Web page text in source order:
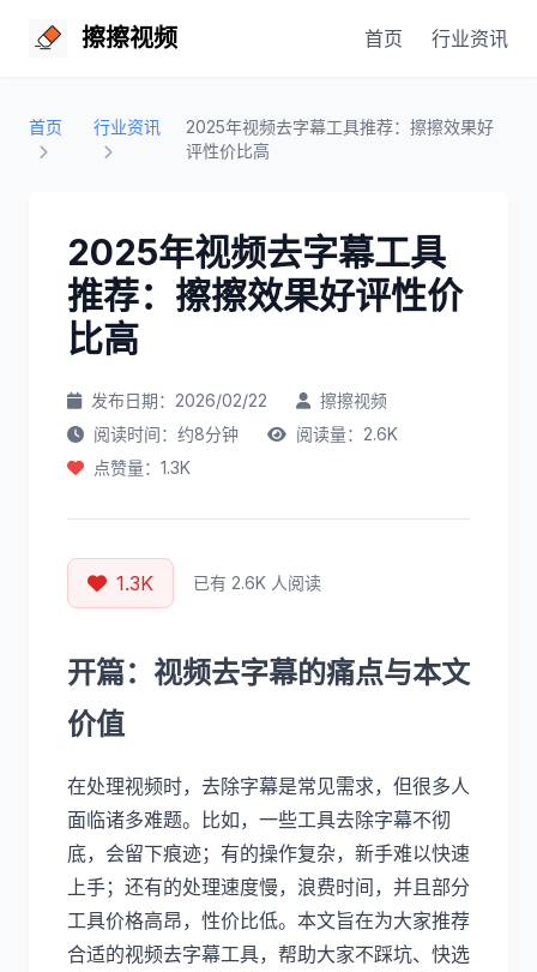
擦擦视频 首页 行业资讯
首页 行业资讯
2025年视频去字幕工具推荐：擦擦效果好
评性价比高
2025年视频去字幕工具
推荐：擦擦效果好评性价
比高
发布日期：2026/02/22
擦擦视频
阅读时间：约8分钟
阅读量：2.6K
点赞量：1.3K
1.3K 已有 2.6K 人阅读
开篇：视频去字幕的痛点与本文
价值
在处理视频时，去除字幕是常见需求，但很多人
面临诸多难题。比如，一些工具去除字幕不彻
底，会留下痕迹；有的操作复杂，新手难以快速
上手；还有的处理速度慢，浪费时间，并且部分
工具价格高昂，性价比低。本文旨在为大家推荐
合适的视频去字幕工具，帮助大家不踩坑、快选